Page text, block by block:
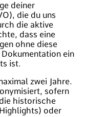
deiner
die du uns
die aktive
dass eine
ohne diese
ein
ist.
zwei Jahre.
sofern
historische
oder